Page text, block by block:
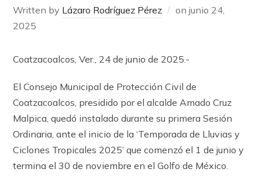
Written by Lázaro Rodríguez Pérez onjunio 24,
2025
Coatzacoalcos, Ver., 24 de junio de 2025.-
El Consejo Municipal de Protección Civil de
Coatzacoalcos, presidido por el alcalde Amado Cruz
Malpica, quedó instalado durante su primera Sesión
Ordinaria, ante el inicio de la ‘Temporada de Lluvias y
Ciclones Tropicales 2025’ que comenzó el 1 de junio y
termina el 30 de noviembre en el Golfo de México.